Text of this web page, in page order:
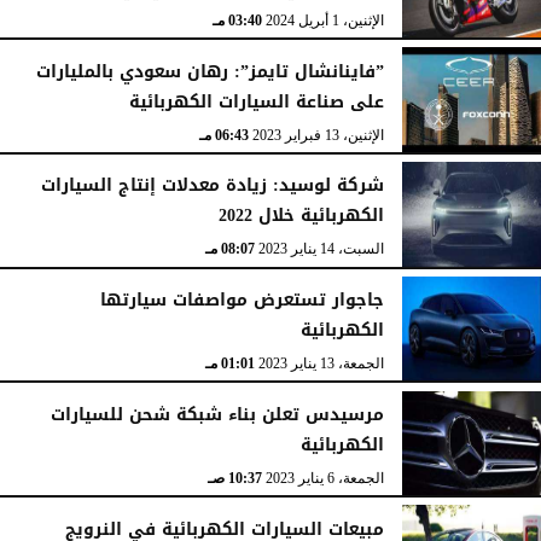
الإثنين، 1 أبريل 2024 03:40 مـ
”فاينانشال تايمز”: رهان سعودي بالمليارات
على صناعة السيارات الكهربائية
الإثنين، 13 فبراير 2023 06:43 مـ
شركة لوسيد: زيادة معدلات إنتاج السيارات
الكهربائية خلال 2022
السبت، 14 يناير 2023 08:07 مـ
جاجوار تستعرض مواصفات سيارتها
الكهربائية
الجمعة، 13 يناير 2023 01:01 مـ
مرسيدس تعلن بناء شبكة شحن للسيارات
الكهربائية
الجمعة، 6 يناير 2023 10:37 صـ
مبيعات السيارات الكهربائية في النرويج